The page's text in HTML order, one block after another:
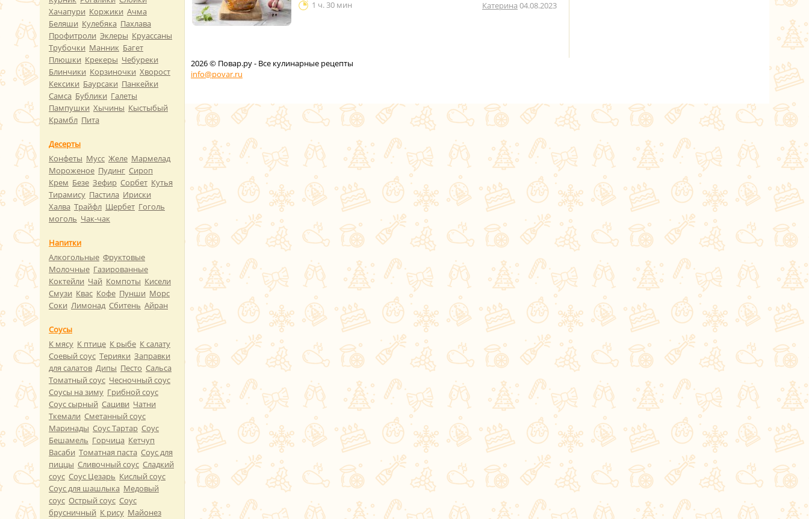
1 ч. 30 мин
Катерина 04.08.2023
2026© Повар.ру - Все кулинарные рецепты
info@povar.ru
Хачапури Коржики Ачма
Беляши Кулебяка Пахлава
Профитроли Эклеры Круассаны
Трубочки Манник Багет
Плюшки Крекеры Чебуреки
Блинчики Корзиночки Хворост
Кексики Баурсаки Панкейки
Самса Бублики Галеты
Пампушки Хычины Кыстыбый
Крамбл Пита
Десерты
Конфеты Мусс Желе Мармелад
Мороженое Пудинг Сироп
Крем Безе Зефир Сорбет Кутья
Тирамису Пастила Ириски
Халва Трайфл Щербет Гоголь
моголь Чак-чак
Напитки
Алкогольные Фруктовые
Молочные Газированные
Коктейли Чай Компоты Кисели
Смузи Квас Кофе Пунши Морс
Соки Лимонад Сбитень Айран
Соусы
К мясу К птице К рыбе К салату
Соевый соус Терияки Заправки
для салатов Дипы Песто Сальса
Томатный соус Чесночный соус
Соусы на зиму Грибной соус
Соус сырный Сациви Чатни
Ткемали Сметанный соус
Маринады Соус Тартар Соус
Бешамель Горчица Кетчуп
Васаби Томатная паста Соус для
пиццы Сливочный соус Сладкий
соус Соус Цезарь Кислый соус
Соус для шашлыка Медовый
соус Острый соус Соус
брусничный К рису Майонез